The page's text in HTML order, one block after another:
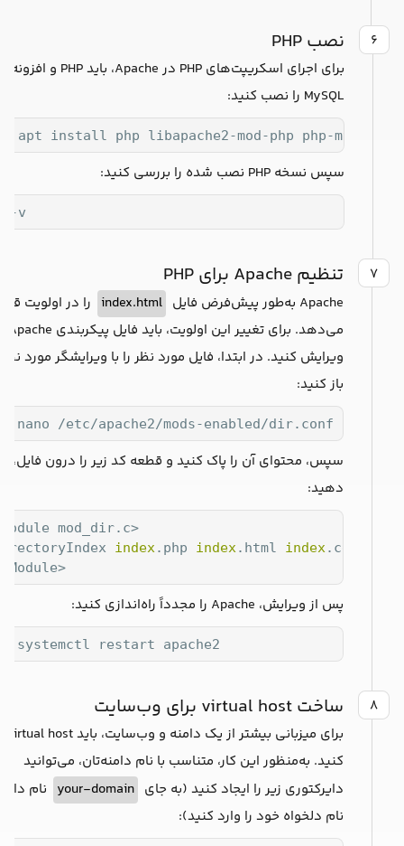
۶ نصب PHP
برای اجرای اسکریپت‌های PHP در Apache، باید PHP و افزونه
MySQL را نصب کنید:
apt install php libapache2-mod-php php-mysql -y
سپس نسخه PHP نصب شده را بررسی کنید:
-v
۷ تنظیم Apache برای PHP
Apache به‌طور پیش‌فرض فایل index.html را در اولویت قرار
ویرایش کنید. در ابتدا، فایل مورد نظر را با ویرایشگر مورد
باز کنید:
nano /etc/apache2/mods-enabled/dir.conf
سپس، محتوای آن را پاک کنید و قطعه کد زیر را درون فایل،
دهید:
mod_dir.c>
index .php index .html index .cgi
پس از ویرایش، Apache را مجدداً راه‌اندازی کنید:
systemctl restart apache2
۸ ساخت virtual host برای وب‌سایت
کنید. به‌منظور این کار، متناسب با نام دامنه‌تان، می‌توانید
دایرکتوری زیر را ایجاد کنید (به جای your-domain نام
نام دلخواه خود را وارد کنید):